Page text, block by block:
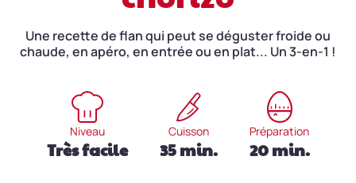
Une recette de flan qui peut se déguster froide ou
chaude, en apéro, en entrée ou en plat... Un 3-en-1 !
Niveau
Très facile
Cuisson
35 min.
Préparation
20 min.